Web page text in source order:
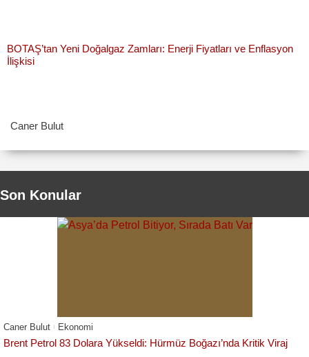
BOTAŞ’tan Yeni Doğalgaz Zamları: Enerji Fiyatları ve Enflasyon
İlişkisi
Caner Bulut
Son Konular
Caner Bulut Ekonomi
Brent Petrol 83 Dolara Yükseldi: Hürmüz Boğazı’nda Kritik Viraj